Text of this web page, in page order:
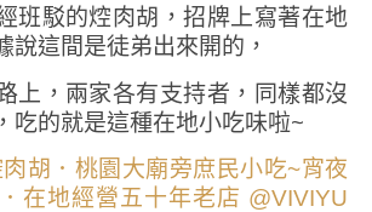
班駁的焢肉胡，招牌上寫著在地
說這間是徒弟出來開的，
上，兩家各有支持者，同樣都沒
吃的就是這種在地小吃味啦~